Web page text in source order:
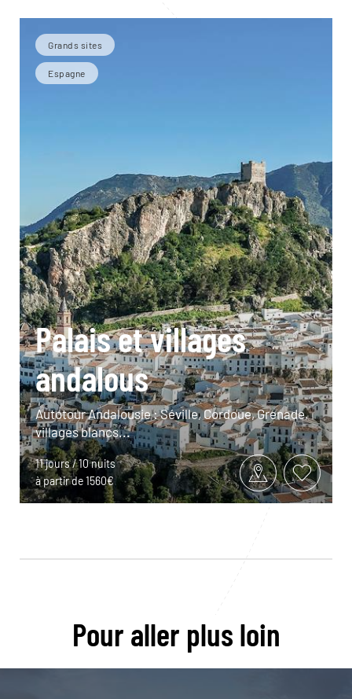
Grands sites
Espagne
Palais et villages
andalous
Autotour Andalousie : Séville, Cordoue, Grenade,
villages blancs...
11 jours / 10 nuits
à partir de 1560€
Pour aller plus loin